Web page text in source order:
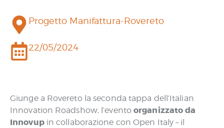
Progetto Manifattura-Rovereto
22/05/2024
Giunge a Rovereto la seconda tappa dell’Italian
Innovation Roadshow, l’eventoorganizzato da
Innovupin collaborazione con Open Italy – il